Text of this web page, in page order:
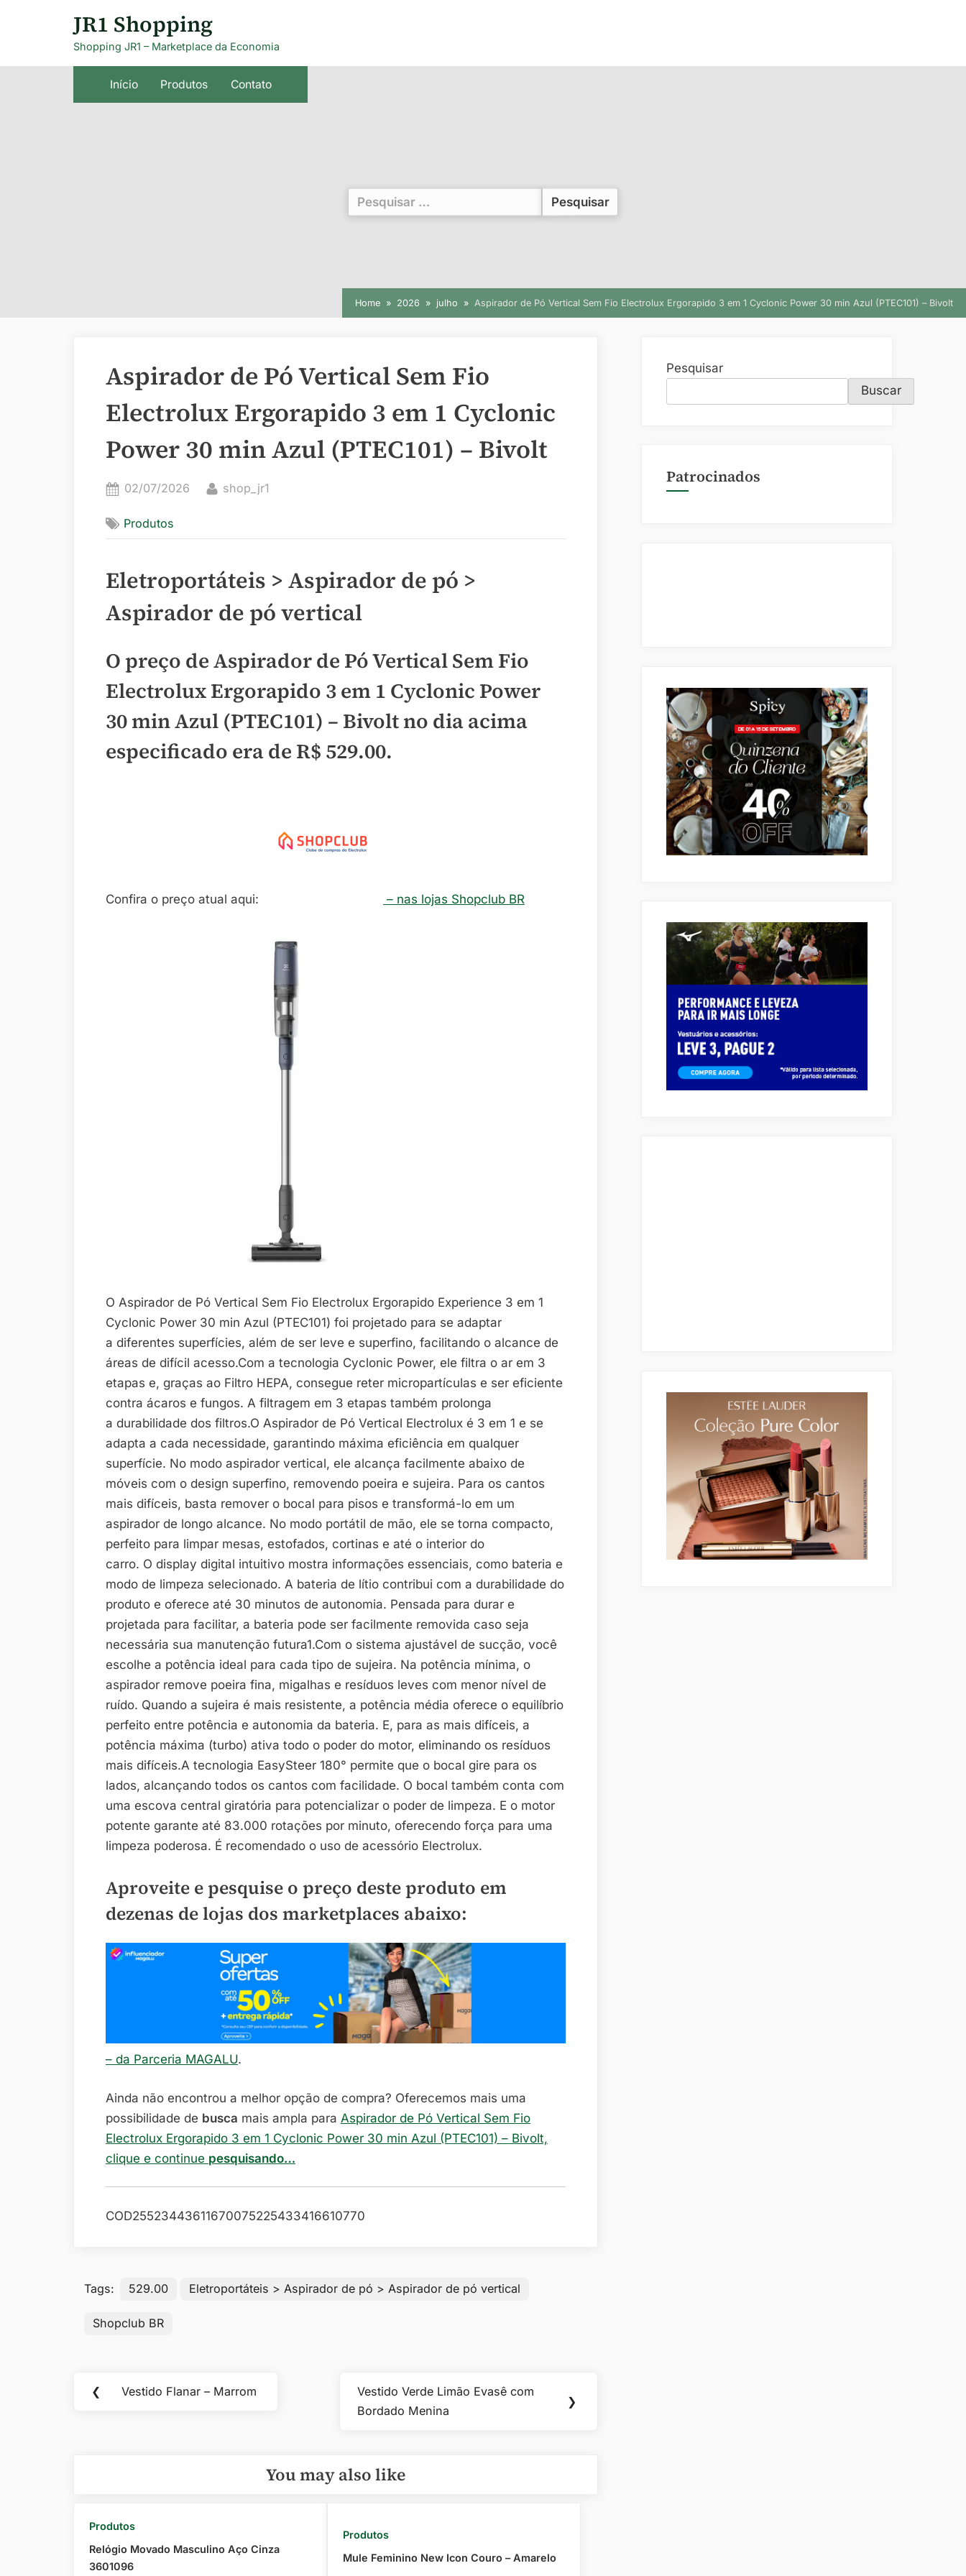
JR1 Shopping
Shopping JR1 – Marketplace da Economia
Início Produtos Contato
Pesquisar
por:
Home 2026 julho Aspirador de Pó Vertical Sem Fio Electrolux Ergorapido 3 em 1 Cyclonic Power 30 min Azul (PTEC101) – Bivolt
Aspirador de Pó Vertical Sem Fio
Electrolux Ergorapido 3 em 1 Cyclonic
Power 30 min Azul (PTEC101) – Bivolt
Posted
02/07/2026 By
shop_jr1
Produtos
Eletroportáteis > Aspirador de pó >
Aspirador de pó vertical
O preço de Aspirador de Pó Vertical Sem Fio
Electrolux Ergorapido 3 em 1 Cyclonic Power
30 min Azul (PTEC101) – Bivolt no dia acima
especificado era de R$ 529.00.
Confira o preço atual aqui: – nas lojas Shopclub BR
O Aspirador de Pó Vertical Sem Fio Electrolux Ergorapido Experience 3 em 1
Cyclonic Power 30 min Azul (PTEC101) foi projetado para se adaptar
a diferentes superfícies, além de ser leve e superfino, facilitando o alcance de
áreas de difícil acesso.Com a tecnologia Cyclonic Power, ele filtra o ar em 3
etapas e, graças ao Filtro HEPA, consegue reter micropartículas e ser eficiente
contra ácaros e fungos. A filtragem em 3 etapas também prolonga
a durabilidade dos filtros.O Aspirador de Pó Vertical Electrolux é 3 em 1 e se
adapta a cada necessidade, garantindo máxima eficiência em qualquer
superfície. No modo aspirador vertical, ele alcança facilmente abaixo de
móveis com o design superfino, removendo poeira e sujeira. Para os cantos
mais difíceis, basta remover o bocal para pisos e transformá-lo em um
aspirador de longo alcance. No modo portátil de mão, ele se torna compacto,
perfeito para limpar mesas, estofados, cortinas e até o interior do
carro. O display digital intuitivo mostra informações essenciais, como bateria e
modo de limpeza selecionado. A bateria de lítio contribui com a durabilidade do
produto e oferece até 30 minutos de autonomia. Pensada para durar e
projetada para facilitar, a bateria pode ser facilmente removida caso seja
necessária sua manutenção futura1.Com o sistema ajustável de sucção, você
escolhe a potência ideal para cada tipo de sujeira. Na potência mínima, o
aspirador remove poeira fina, migalhas e resíduos leves com menor nível de
ruído. Quando a sujeira é mais resistente, a potência média oferece o equilíbrio
perfeito entre potência e autonomia da bateria. E, para as mais difíceis, a
potência máxima (turbo) ativa todo o poder do motor, eliminando os resíduos
mais difíceis.A tecnologia EasySteer 180° permite que o bocal gire para os
lados, alcançando todos os cantos com facilidade. O bocal também conta com
uma escova central giratória para potencializar o poder de limpeza. E o motor
potente garante até 83.000 rotações por minuto, oferecendo força para uma
limpeza poderosa. É recomendado o uso de acessório Electrolux.
Aproveite e pesquise o preço deste produto em
dezenas de lojas dos marketplaces abaixo:
– da Parceria MAGALU.
Ainda não encontrou a melhor opção de compra? Oferecemos mais uma
possibilidade de busca mais ampla para Aspirador de Pó Vertical Sem Fio
Electrolux Ergorapido 3 em 1 Cyclonic Power 30 min Azul (PTEC101) – Bivolt,
clique e continue pesquisando…
COD25523443611670075225433416610770
Tags: 529.00 Eletroportáteis > Aspirador de pó > Aspirador de pó vertical
Shopclub BR
Navegação
❮
Previous
Vestido Flanar – Marrom
Next
Post:
Vestido Verde Limão Evasê com
Bordado Menina
❯
You may also like
Produtos
Relógio Movado Masculino Aço Cinza
3601096
Produtos
Mule Feminino New Icon Couro – Amarelo
Pesquisar
Buscar
Patrocinados